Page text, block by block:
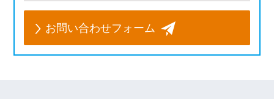
お問い合わせフォーム